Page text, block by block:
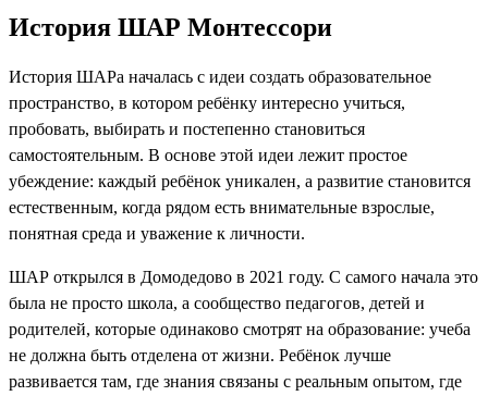
История ШАР Монтессори
История ШАРа началась с идеи создать образовательное
пространство, в котором ребёнку интересно учиться,
пробовать, выбирать и постепенно становиться
самостоятельным. В основе этой идеи лежит простое
убеждение: каждый ребёнок уникален, а развитие становится
естественным, когда рядом есть внимательные взрослые,
понятная среда и уважение к личности.
ШАР открылся в Домодедово в 2021 году. С самого начала это
была не просто школа, а сообщество педагогов, детей и
родителей, которые одинаково смотрят на образование: учеба
не должна быть отделена от жизни. Ребёнок лучше
развивается там, где знания связаны с реальным опытом, где